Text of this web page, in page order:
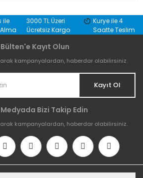
ile
3000 TL Üzeri
Ücretsiz Kargo
Kurye ile 4
Saatte Teslim
Kayıt Olun
kampanyalardan, haberdar olabilirsiniz.
Kayıt Ol
Bizi Takip Edin
kampanyalardan, haberdar olabilirsiniz.